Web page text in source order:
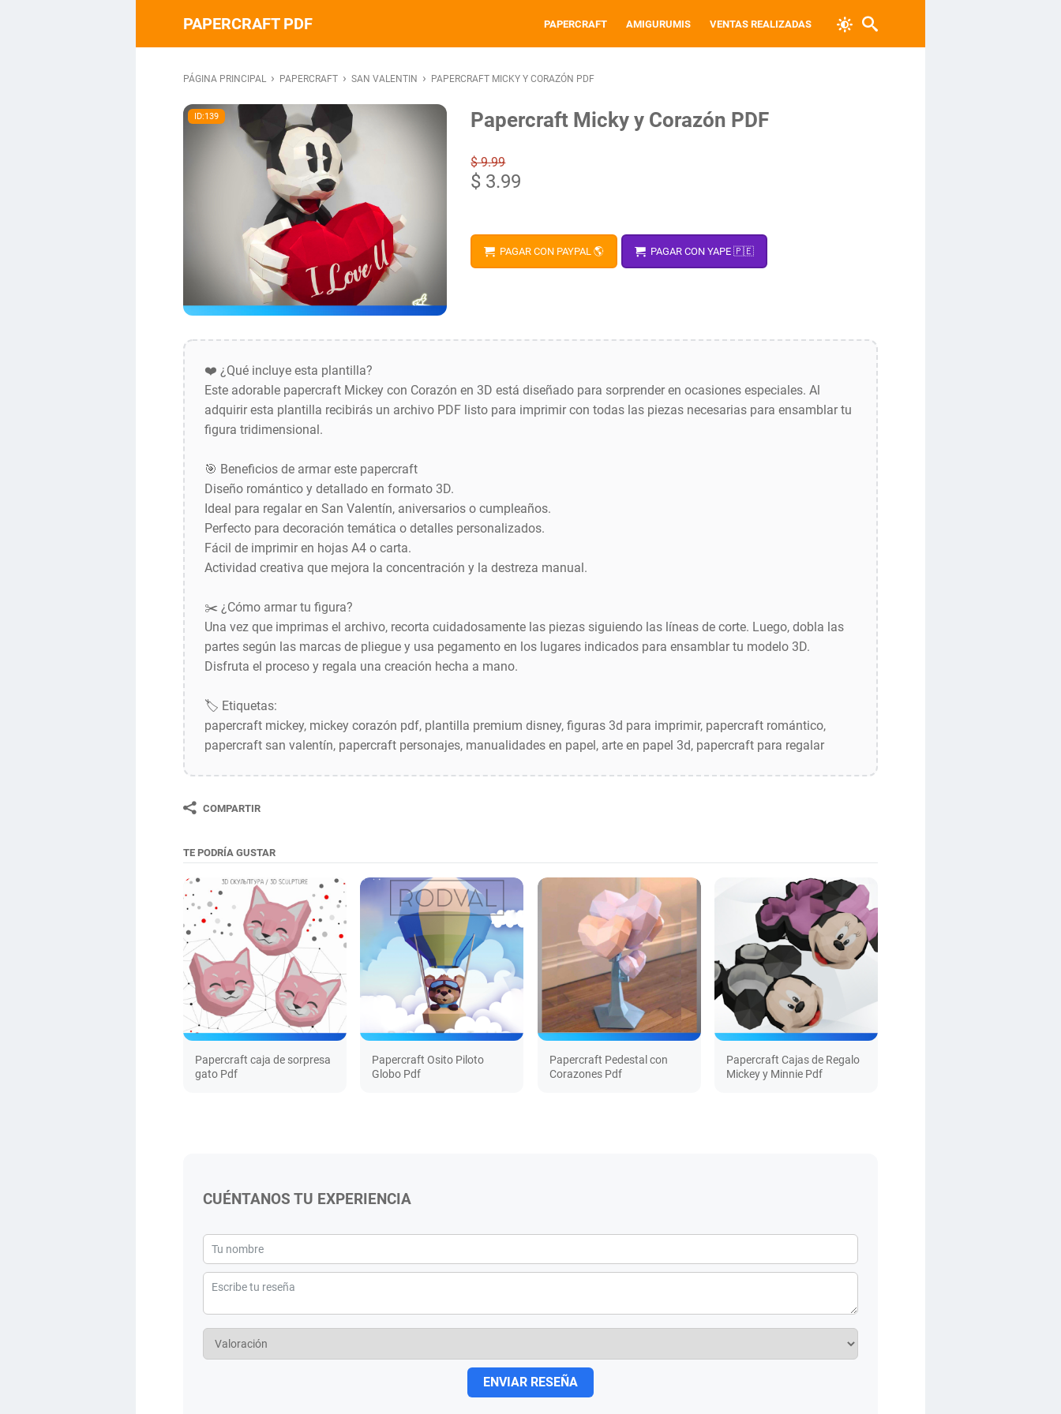
PAPERCRAFT PDF PAPERCRAFT AMIGURUMIS VENTAS REALIZADAS
PÁGINA PRINCIPAL › PAPERCRAFT › SAN VALENTIN › PAPERCRAFT MICKY Y CORAZÓN PDF
Papercraft Micky y Corazón PDF
ID:139
$ 9.99
$ 3.99
PAGAR CON PAYPAL 🌎 PAGAR CON YAPE 🇵🇪
❤️ ¿Qué incluye esta plantilla?
Este adorable papercraft Mickey con Corazón en 3D está diseñado para sorprender en ocasiones especiales. Al
adquirir esta plantilla recibirás un archivo PDF listo para imprimir con todas las piezas necesarias para ensamblar tu
figura tridimensional.
🎯 Beneficios de armar este papercraft
Diseño romántico y detallado en formato 3D.
Ideal para regalar en San Valentín, aniversarios o cumpleaños.
Perfecto para decoración temática o detalles personalizados.
Fácil de imprimir en hojas A4 o carta.
Actividad creativa que mejora la concentración y la destreza manual.
✂️ ¿Cómo armar tu figura?
Una vez que imprimas el archivo, recorta cuidadosamente las piezas siguiendo las líneas de corte. Luego, dobla las
partes según las marcas de pliegue y usa pegamento en los lugares indicados para ensamblar tu modelo 3D.
Disfruta el proceso y regala una creación hecha a mano.
🏷️ Etiquetas:
papercraft mickey, mickey corazón pdf, plantilla premium disney, figuras 3d para imprimir, papercraft romántico,
papercraft san valentín, papercraft personajes, manualidades en papel, arte en papel 3d, papercraft para regalar
COMPARTIR
TE PODRÍA GUSTAR
Papercraft caja de sorpresa
gato Pdf
Papercraft Osito Piloto
Globo Pdf
Papercraft Pedestal con
Corazones Pdf
Papercraft Cajas de Regalo
Mickey y Minnie Pdf
CUÉNTANOS TU EXPERIENCIA
ENVIAR RESEÑA